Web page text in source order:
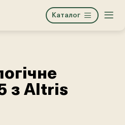
Каталог
з Altris